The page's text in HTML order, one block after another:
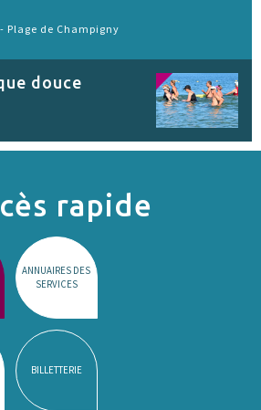
Plage de Champigny
douce
rapide
ANNUAIRES DES
SERVICES
BILLETTERIE